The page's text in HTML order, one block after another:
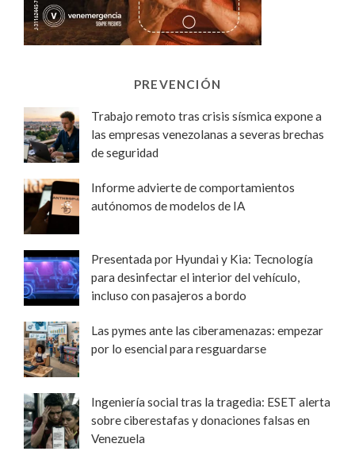
PREVENCIÓN
Trabajo remoto tras crisis sísmica expone a
las empresas venezolanas a severas brechas
de seguridad
Informe advierte de comportamientos
autónomos de modelos de IA
Presentada por Hyundai y Kia: Tecnología
para desinfectar el interior del vehículo,
incluso con pasajeros a bordo
Las pymes ante las ciberamenazas: empezar
por lo esencial para resguardarse
Ingeniería social tras la tragedia: ESET alerta
sobre ciberestafas y donaciones falsas en
Venezuela